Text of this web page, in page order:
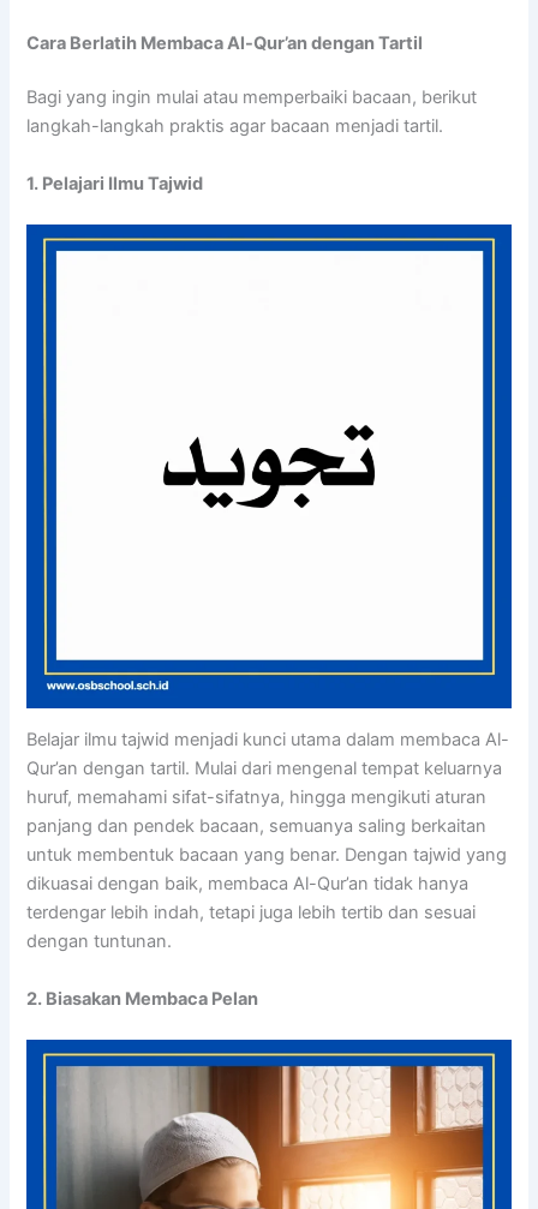
Cara Berlatih Membaca Al-Qur’an dengan Tartil
Bagi yang ingin mulai atau memperbaiki bacaan, berikut
langkah-langkah praktis agar bacaan menjadi tartil.
1. Pelajari Ilmu Tajwid
Belajar ilmu tajwid menjadi kunci utama dalam membaca Al-
Qur’an dengan tartil. Mulai dari mengenal tempat keluarnya
huruf, memahami sifat-sifatnya, hingga mengikuti aturan
panjang dan pendek bacaan, semuanya saling berkaitan
untuk membentuk bacaan yang benar. Dengan tajwid yang
dikuasai dengan baik, membaca Al-Qur’an tidak hanya
terdengar lebih indah, tetapi juga lebih tertib dan sesuai
dengan tuntunan.
2. Biasakan Membaca Pelan